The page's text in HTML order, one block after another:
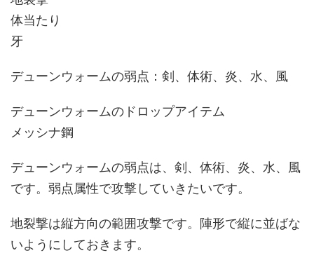
体当たり
牙
デューンウォームの弱点：剣、体術、炎、水、風
デューンウォームのドロップアイテム
メッシナ鋼
デューンウォームの弱点は、剣、体術、炎、水、風
です。弱点属性で攻撃していきたいです。
地裂撃は縦方向の範囲攻撃です。陣形で縦に並ばな
いようにしておきます。